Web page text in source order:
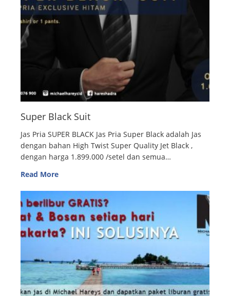
Super Black Suit
Jas Pria SUPER BLACK Jas Pria Super Black adalah Jas
dengan bahan High Twist Super Quality Jet Black ,
dengan harga 1.899.000 /setel dan semua…
Read More